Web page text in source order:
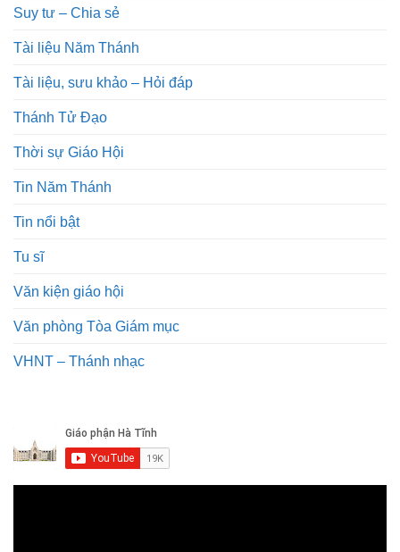
Suy tư – Chia sẻ
Tài liệu Năm Thánh
Tài liệu, sưu khảo – Hỏi đáp
Thánh Tử Đạo
Thời sự Giáo Hội
Tin Năm Thánh
Tin nổi bật
Tu sĩ
Văn kiện giáo hội
Văn phòng Tòa Giám mục
VHNT – Thánh nhạc